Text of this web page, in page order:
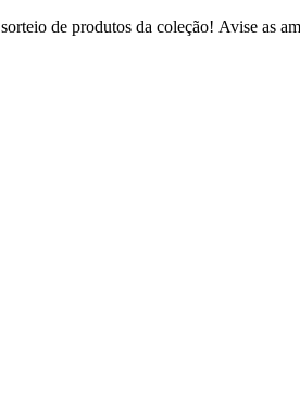
de produtos da coleção! Avise as